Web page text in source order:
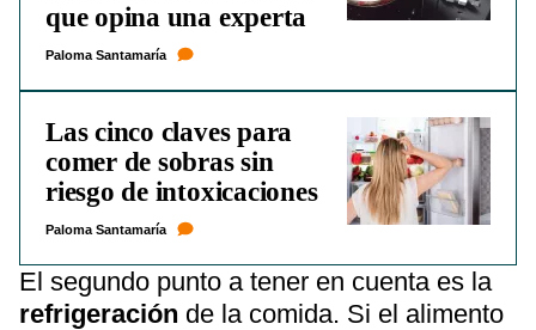
que opina una experta
Paloma Santamaría
Las cinco claves para
comer de sobras sin
riesgo de intoxicaciones
Paloma Santamaría
El segundo punto a tener en cuenta es la
refrigeración de la comida. Si el alimento